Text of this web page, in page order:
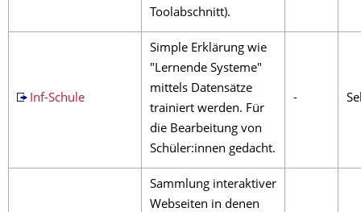
Toolabschnitt).
Inf-Schule
Simple Erklärung wie
"Lernende Systeme"
mittels Datensätze
trainiert werden. Für
die Bearbeitung von
Schüler:innen gedacht.
-
Sammlung interaktiver
Webseiten in denen